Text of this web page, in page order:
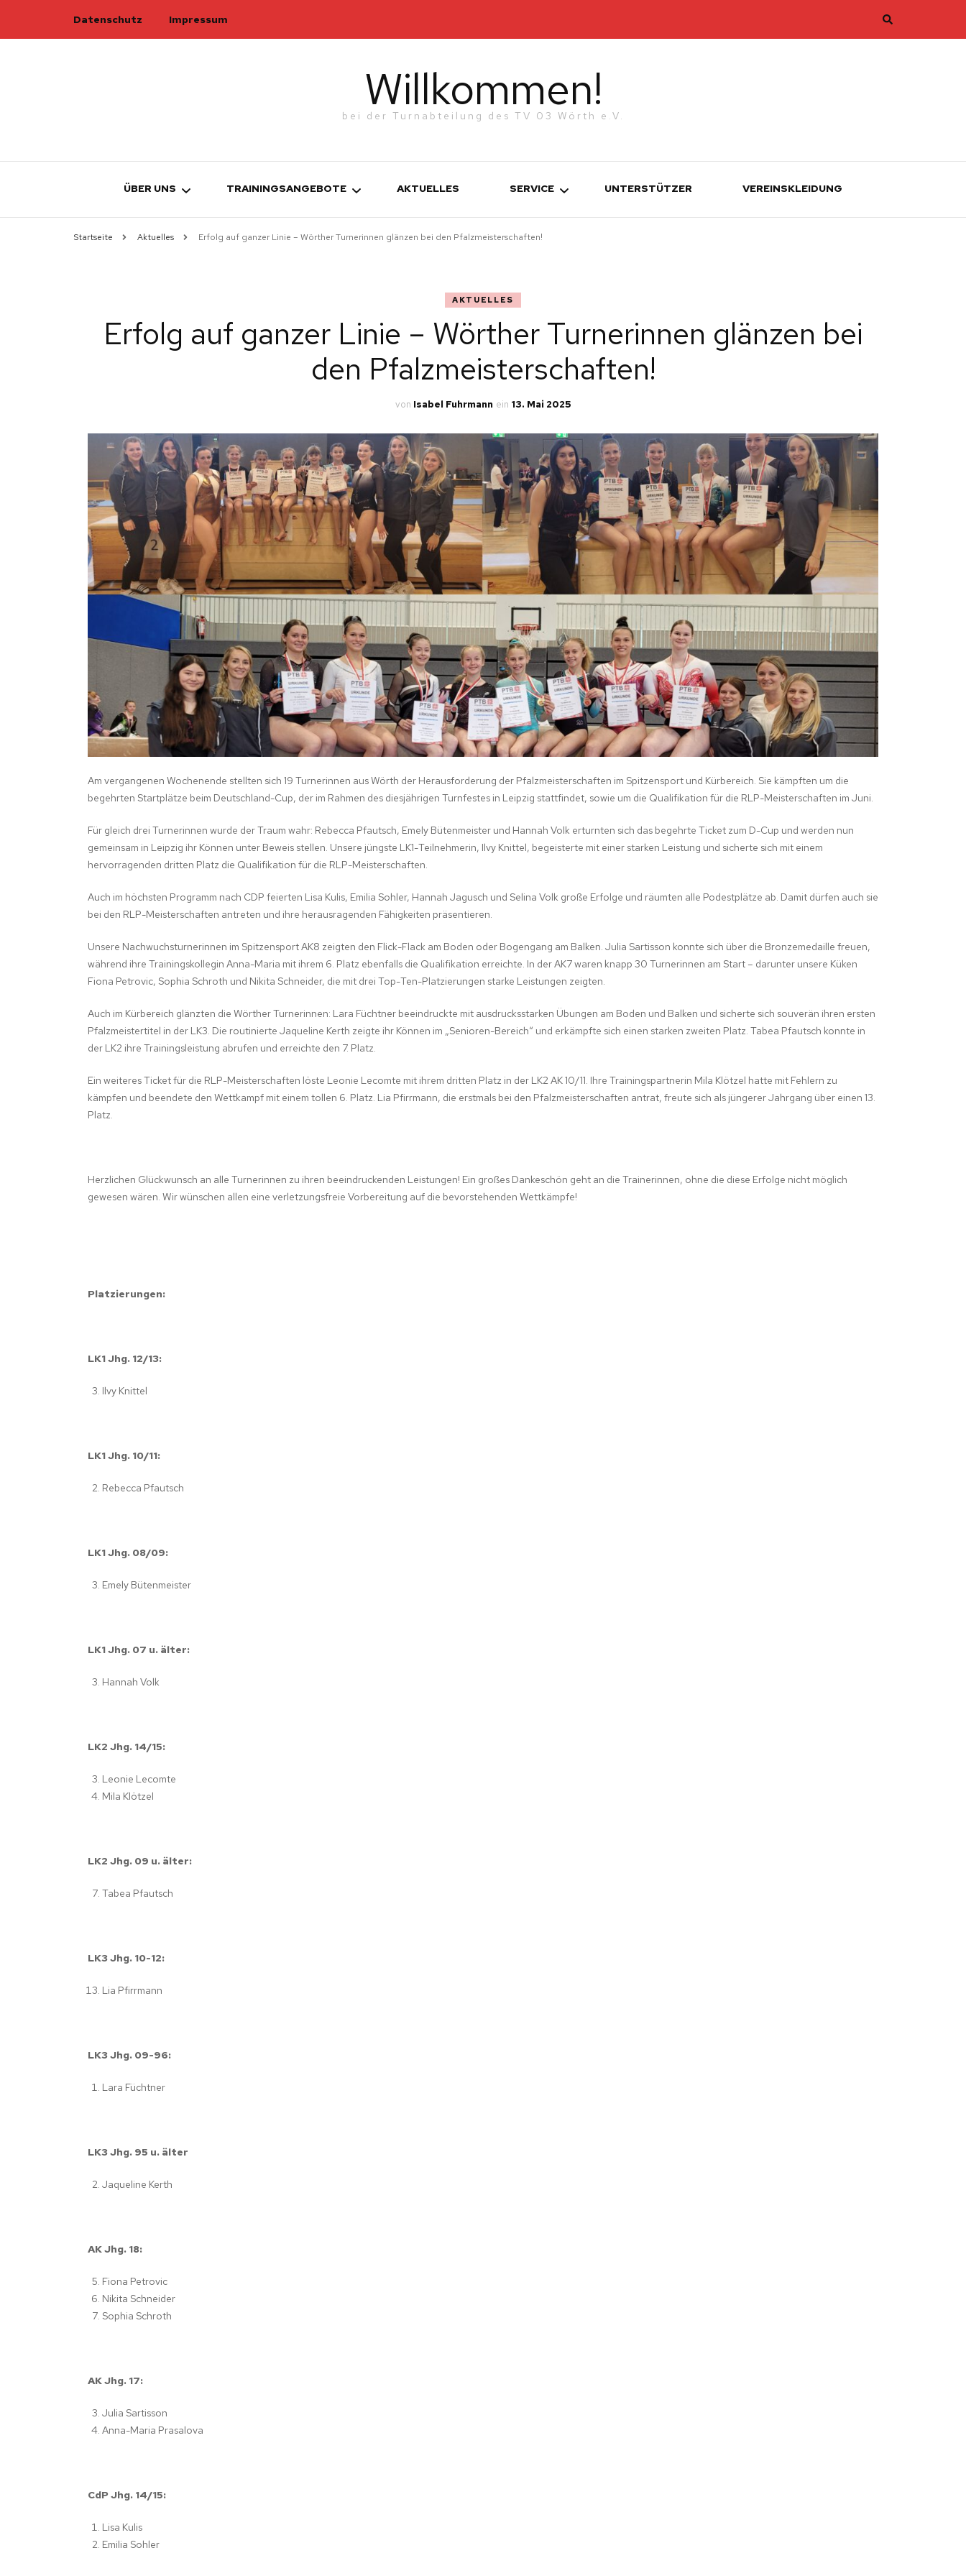
Datenschutz Impressum
Willkommen!
bei der Turnabteilung des TV 03 Wörth e.V.
ÜBER UNS
ALLG. TURNEN
ELTERNKIND-TURNEN
PTB-TURNSCHULE
TRAININGSANGEBOTE
ALLG.
MÄDCHENTURNEN
WK-GRUPPE WBL.
KADERTURNERINNEN
CROSSBODYTRAINING
CROSSFIT-ZIRKEL
ZUMBA
ALLGEMEINE
SPORTGRUPPE
FRAUENGYMNASTIK
AKTUELLES SERVICE UNTERSTÜTZER VEREINSKLEIDUNG
Startseite Aktuelles Erfolg auf ganzer Linie – Wörther Turnerinnen glänzen bei den Pfalzmeisterschaften!
AKTUELLES
Erfolg auf ganzer Linie – Wörther Turnerinnen glänzen bei
den Pfalzmeisterschaften!
von Isabel Fuhrmann ein 13. Mai 2025
Am vergangenen Wochenende stellten sich 19 Turnerinnen aus Wörth der Herausforderung der Pfalzmeisterschaften im Spitzensport und Kürbereich. Sie kämpften um die
begehrten Startplätze beim Deutschland-Cup, der im Rahmen des diesjährigen Turnfestes in Leipzig stattfindet, sowie um die Qualifikation für die RLP-Meisterschaften im Juni.
Für gleich drei Turnerinnen wurde der Traum wahr: Rebecca Pfautsch, Emely Bütenmeister und Hannah Volk erturnten sich das begehrte Ticket zum D-Cup und werden nun
gemeinsam in Leipzig ihr Können unter Beweis stellen. Unsere jüngste LK1-Teilnehmerin, Ilvy Knittel, begeisterte mit einer starken Leistung und sicherte sich mit einem
hervorragenden dritten Platz die Qualifikation für die RLP-Meisterschaften.
Auch im höchsten Programm nach CDP feierten Lisa Kulis, Emilia Sohler, Hannah Jagusch und Selina Volk große Erfolge und räumten alle Podestplätze ab. Damit dürfen auch sie
bei den RLP-Meisterschaften antreten und ihre herausragenden Fähigkeiten präsentieren.
Unsere Nachwuchsturnerinnen im Spitzensport AK8 zeigten den Flick-Flack am Boden oder Bogengang am Balken. Julia Sartisson konnte sich über die Bronzemedaille freuen,
während ihre Trainingskollegin Anna-Maria mit ihrem 6. Platz ebenfalls die Qualifikation erreichte. In der AK7 waren knapp 30 Turnerinnen am Start – darunter unsere Küken
Fiona Petrovic, Sophia Schroth und Nikita Schneider, die mit drei Top-Ten-Platzierungen starke Leistungen zeigten.
Auch im Kürbereich glänzten die Wörther Turnerinnen: Lara Füchtner beeindruckte mit ausdrucksstarken Übungen am Boden und Balken und sicherte sich souverän ihren ersten
Pfalzmeistertitel in der LK3. Die routinierte Jaqueline Kerth zeigte ihr Können im „Senioren-Bereich“ und erkämpfte sich einen starken zweiten Platz. Tabea Pfautsch konnte in
der LK2 ihre Trainingsleistung abrufen und erreichte den 7. Platz.
Ein weiteres Ticket für die RLP-Meisterschaften löste Leonie Lecomte mit ihrem dritten Platz in der LK2 AK 10/11. Ihre Trainingspartnerin Mila Klötzel hatte mit Fehlern zu
kämpfen und beendete den Wettkampf mit einem tollen 6. Platz. Lia Pfirrmann, die erstmals bei den Pfalzmeisterschaften antrat, freute sich als jüngerer Jahrgang über einen 13.
Platz.
Herzlichen Glückwunsch an alle Turnerinnen zu ihren beeindruckenden Leistungen! Ein großes Dankeschön geht an die Trainerinnen, ohne die diese Erfolge nicht möglich
gewesen wären. Wir wünschen allen eine verletzungsfreie Vorbereitung auf die bevorstehenden Wettkämpfe!
Platzierungen:
LK1 Jhg. 12/13:
Ilvy Knittel
LK1 Jhg. 10/11:
Rebecca Pfautsch
LK1 Jhg. 08/09:
Emely Bütenmeister
LK1 Jhg. 07 u. älter:
Hannah Volk
LK2 Jhg. 14/15:
Leonie Lecomte
Mila Klötzel
LK2 Jhg. 09 u. älter:
Tabea Pfautsch
LK3 Jhg. 10-12:
Lia Pfirrmann
LK3 Jhg. 09-96:
Lara Füchtner
LK3 Jhg. 95 u. älter
Jaqueline Kerth
AK Jhg. 18:
Fiona Petrovic
Nikita Schneider
Sophia Schroth
AK Jhg. 17:
Julia Sartisson
Anna-Maria Prasalova
CdP Jhg. 14/15:
Lisa Kulis
Emilia Sohler